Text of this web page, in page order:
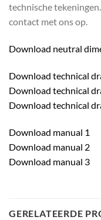
technische
contact met ons op.
Download neutral
Download technical
Download technical
Download technical
Download manual 1
Download manual 2
Download manual 3
GERELATEERDE